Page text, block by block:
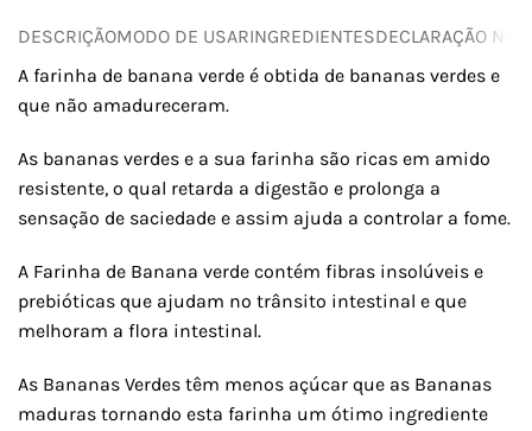
DESCRIÇÃOMODO DE USARINGREDIENTESDECLARAÇÃO
A farinha de banana verde é obtida de bananas verdes e
que não amadureceram.
As bananas verdes e a sua farinha são ricas em amido
resistente, o qual retarda a digestão e prolonga a
sensação de saciedade e assim ajuda a controlar a fome.
A Farinha de Banana verde contém fibras insolúveis e
prebióticas que ajudam no trânsito intestinal e que
melhoram a flora intestinal.
As Bananas Verdes têm menos açúcar que as Bananas
maduras tornando esta farinha um ótimo ingrediente